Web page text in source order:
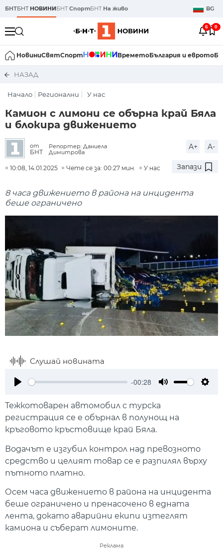
БНТБНТ НОВИНИБНТСпортБНТ На живо BG
6 0
НовиниСвятСпорт ВреметоБългария и еврото
НАЗАД
Начало Регионални У нас
Камион с лимони се обърна край Бяла
и блокира движението
от
БНТ
Репортер: Даниела
Димитрова
A+ A-
10:08, 14.01.2025 Чете се за: 00:27 мин. У нас Запази
8 часа движението в района на инцидента
беше ограничено
Слушай новината
-00:28
Тежкотоварен автомобил с турска
регистрация се е обърнал в полунощ на
кръговото кръстовище край Бяла.
Водачът е изгубил контрол над превозното
средство и целият товар се е разпилял върху
пътното платно.
Осем часа движението в района на инцидента
беше ограничено и пренасочено в едната
лента, докато аварийни екипи изтеглят
камиона и съберат лимоните.
Реклама